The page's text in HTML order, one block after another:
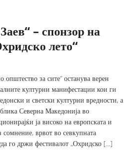
– спонзор на
лето“
за сите“ останува верен
културни манифестации кои ги
и светски културни вредности, а
Северна Македонија во
ја високо на европската и
сомнение, врвот во севкупната
го држи фестивалот „Охридско […]